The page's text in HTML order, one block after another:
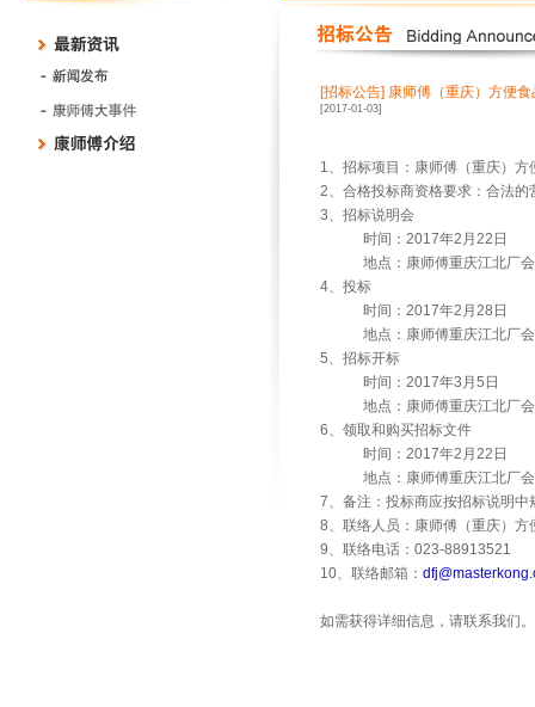
[招标公告] 康师傅（重庆）方便
[2017-01-03]
1、招标项目：康师傅（重庆）
2、合格投标商资格要求：合法的
3、招标说明会
时间： 2017年2 月 22 日
地点：康师傅重庆江北厂
4、投标
时间： 2017年2 月 28 日
地点：康师傅重庆江北厂
5、招标开标
时间： 2017年3 月 5 日
地点：康师傅重庆江北厂
6、领取和购买招标文件
时间： 2017年2 月 22 日
地点：康师傅重庆江北厂
7、备注：投标商应按招标说明
8、联络人员：康师傅（重庆）
9、联络电话： 023-88913521
10、联络邮箱：
如需获得详细信息，请联系我们。